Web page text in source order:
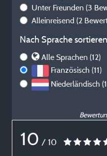
Unter Freunden (3
Alleinreisend (2
Nach Sprache
Alle Sprachen (12)
Französisch (11)
Niederländisch
10 / 10